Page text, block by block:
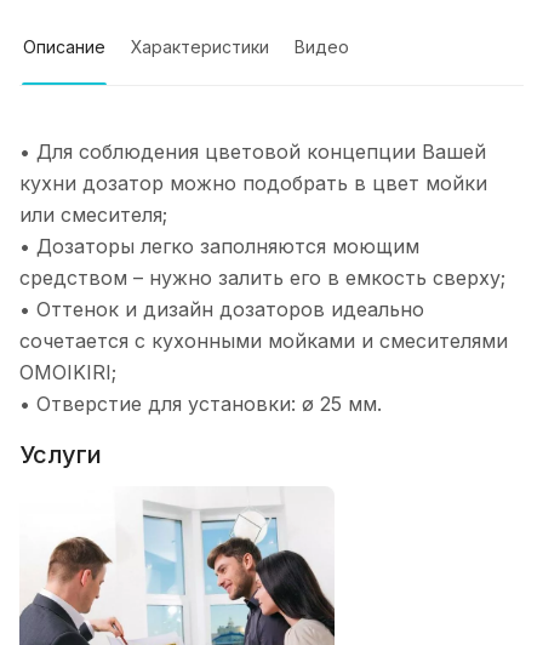
Описание Характеристики Видео
• Для соблюдения цветовой концепции Вашей
кухни дозатор можно подобрать в цвет мойки
или смесителя;
• Дозаторы легко заполняются моющим
средством – нужно залить его в емкость сверху;
• Оттенок и дизайн дозаторов идеально
сочетается с кухонными мойками и смесителями
OMOIKIRI;
• Отверстие для установки: ø 25 мм.
Услуги